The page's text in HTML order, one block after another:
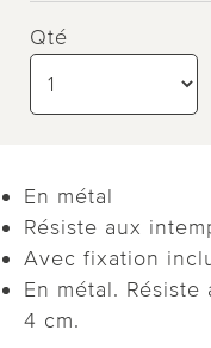
Qté
En métal
Résiste aux
Avec fixation
En métal.
4 cm.